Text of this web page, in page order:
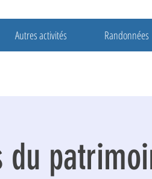
Autres activités Randonnées
du